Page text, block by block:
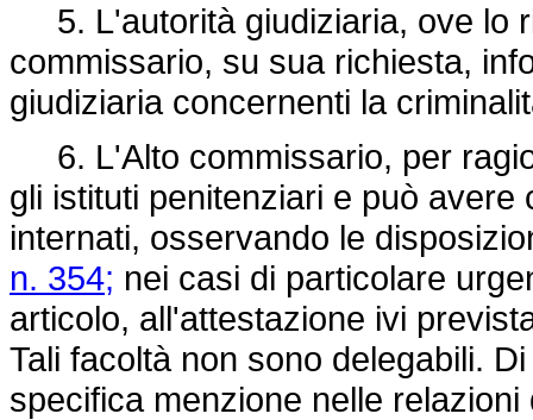
5. L'autorità giudiziaria, ove lo
commissario, su sua richiesta,
giudiziaria concernenti la
6. L'Alto commissario, per
gli istituti penitenziari e può
internati, osservando le
n. 354; nei casi di particolare
articolo, all'attestazione ivi
Tali facoltà non sono delegabili.
specifica menzione nelle